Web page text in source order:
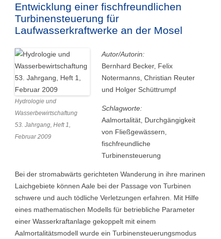
Entwicklung einer fischfreundlichen
Turbinensteuerung für
Laufwasserkraftwerke an der Mosel
Hydrologie und
Wasserbewirtschaftung
53. Jahrgang, Heft 1,
Februar 2009
Autor/Autorin:
Bernhard Becker, Felix
Notermanns, Christian Reuter
und Holger Schüttrumpf
Schlagworte:
Aalmortalität, Durchgängigkeit
von Fließgewässern,
fischfreundliche
Turbinensteuerung
Bei der stromabwärts gerichteten Wanderung in ihre marinen
Laichgebiete können Aale bei der Passage von Turbinen
schwere und auch tödliche Verletzungen erfahren. Mit Hilfe
eines mathematischen Modells für betriebliche Parameter
einer Wasserkraftanlage gekoppelt mit einem
Aalmortalitätsmodell wurde ein Turbinensteuerungsmodus